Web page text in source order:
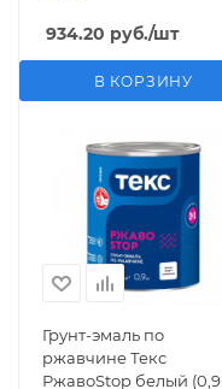
934.20 руб./шт
В КОРЗИНУ
Грунт-эмаль по
ржавчине Текс
РжавоStop белый (0,9